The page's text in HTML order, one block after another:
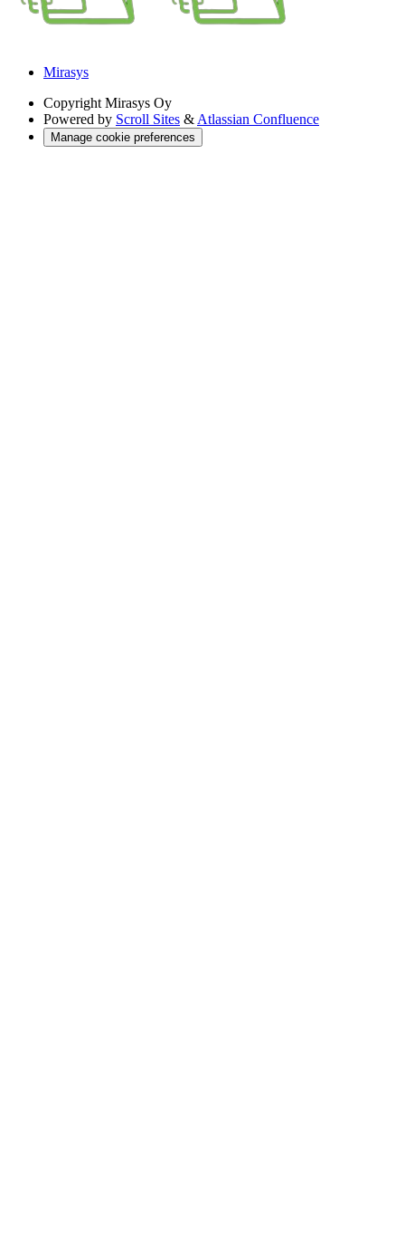
Mirasys
Copyright Mirasys Oy
Powered by Scroll Sites & Atlassian Confluence
Manage cookie preferences